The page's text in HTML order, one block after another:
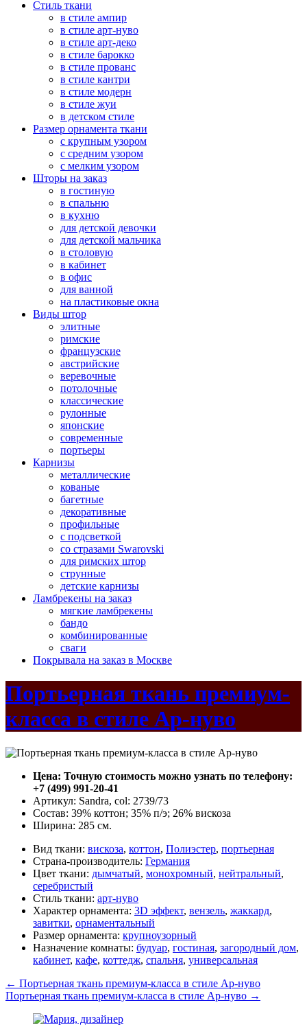
Стиль ткани
в стиле ампир
в стиле арт-нуво
в стиле арт-деко
в стиле барокко
в стиле прованс
в стиле кантри
в стиле модерн
в стиле жуи
в детском стиле
Размер орнамента ткани
с крупным узором
с средним узором
с мелким узором
Шторы на заказ
в гостиную
в спальню
в кухню
для детской девочки
для детской мальчика
в столовую
в кабинет
в офис
для ванной
на пластиковые окна
Виды штор
элитные
римские
французские
австрийские
веревочные
потолочные
классические
рулонные
японские
современные
портьеры
Карнизы
металлические
кованые
багетные
декоративные
профильные
с подсветкой
со стразами Swarovski
для римских штор
струнные
детские карнизы
Ламбрекены на заказ
мягкие ламбрекены
бандо
комбинированные
сваги
Покрывала на заказ в Москве
Портьерная ткань премиум-
класса в стиле Ар-нуво
Цена: Точную стоимость можно узнать по телефону:
+7 (499) 991-20-41
Артикул: Sandra, col: 2739/73
Состав: 39% коттон; 35% п/э; 26% вискоза
Ширина: 285 см.
Вид ткани: вискоза, коттон, Полиэстер, портьерная
Страна-производитель: Германия
Цвет ткани: дымчатый, монохромный, нейтральный,
серебристый
Стиль ткани: арт-нуво
Характер орнамента: 3D эффект, вензель, жаккард,
завитки, орнаментальный
Размер орнамента: крупноузорный
Назначение комнаты: будуар, гостиная, загородный дом,
кабинет, кафе, коттедж, спальня, универсальная
← Портьерная ткань премиум-класса в стиле Ар-нуво
Портьерная ткань премиум-класса в стиле Ар-нуво →